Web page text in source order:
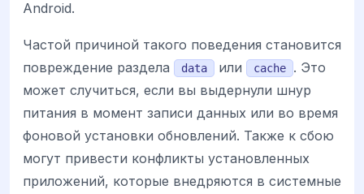
Android.
Частой причиной такого поведения становится
повреждение раздела
data или cache
. Это
может случиться, если вы выдернули шнур
питания в момент записи данных или во время
фоновой установки обновлений. Также к сбою
могут привести конфликты установленных
приложений, которые внедряются в системные